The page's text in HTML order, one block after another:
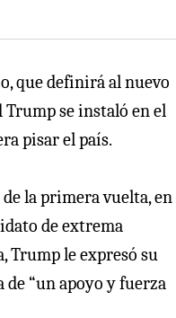
que definirá al nuevo
Trump se instaló en el
pisar el país.
la primera vuelta, en
de extrema
Trump le expresó su
de “un apoyo y fuerza